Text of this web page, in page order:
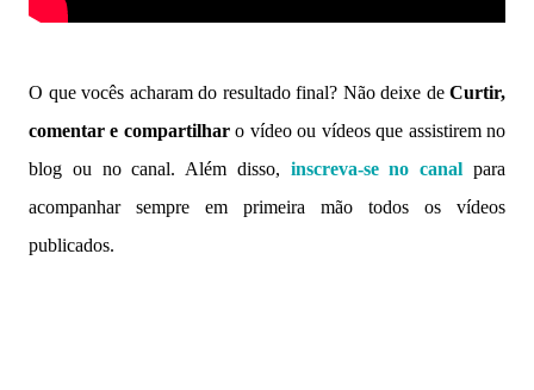
O que vocês acharam do resultado final? Não deixe de Curtir,
comentar e compartilharo vídeo ou vídeos que assistirem no
blog ou no canal. Além disso, inscreva-se no canal para
acompanhar sempre em primeira mão todos os vídeos
publicados.